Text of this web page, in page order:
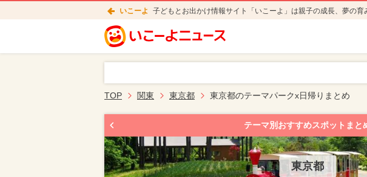
いこーよ 子どもとお出かけ情報サイト「いこーよ」は親子の成長、夢の育
TOP 関東 東京都 東京都のテーマパークx日帰りまとめ
テーマ別おすすめスポットまと
東京都